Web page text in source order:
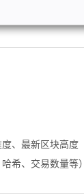
、最新区块高度
希、交易数量等）